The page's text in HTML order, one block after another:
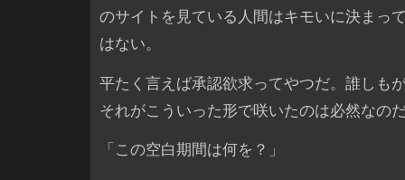
のサイトを見ている人間はキモいに決まっ
はない。
平たく言えば承認欲求ってやつだ。誰しも
それがこういった形で咲いたのは必然なの
「この空白期間は何を？」